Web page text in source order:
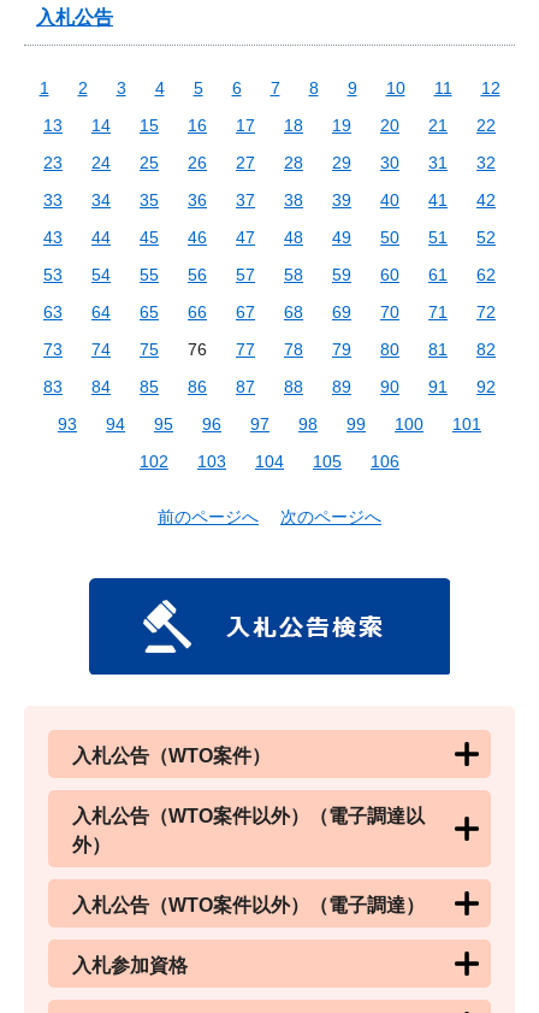
入札公告
1 2 3 4 5 6 7 8 9 10 11
12
13
14 15 16 17 18 19 20 21
22
23
24 25 26 27 28 29 30 31
32
33
34 35 36 37 38 39 40 41
42
43
44 45 46 47 48 49 50 51
52
53
54 55 56 57 58 59 60 61
62
63
64 65 66 67 68 69 70 71
72
73
74 75 76 77 78 79 80 81
82
83
84 85 86 87 88 89 90 91
92
93
94 95 96 97 98 99 100
101
102
103 104 105 106
前のページへ 次のページへ
入札公告（WTO案件）
入札公告（WTO案件以外）（電子調達以
外）
入札公告（WTO案件以外）（電子調達）
入札参加資格